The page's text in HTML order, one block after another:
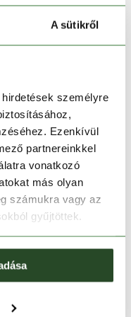
A sütikről
személyre
Ezenkívül
partnereinkkel
vonatkozó
más olyan
számukra vagy az
gyűjtöttek.